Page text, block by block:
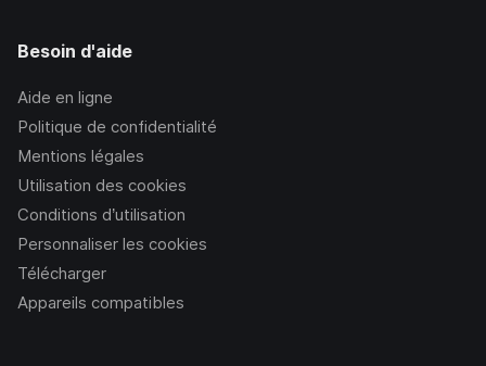
Besoin d'aide
Aide en ligne
Politique de confidentialité
Mentions légales
Utilisation des cookies
Conditions d’utilisation
Personnaliser les cookies
Télécharger
Appareils compatibles